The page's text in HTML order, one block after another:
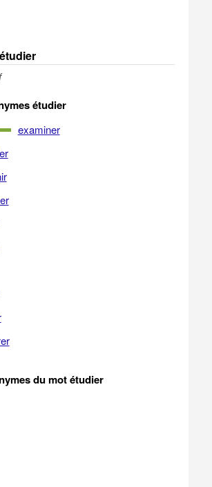
étudier
examiner
du mot étudier